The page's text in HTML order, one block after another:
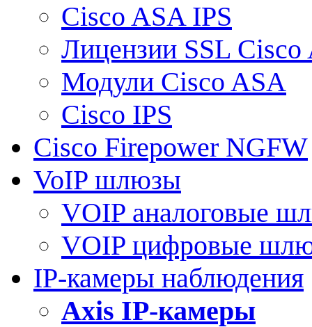
Cisco ASA IPS
Лицензии SSL Cisco
Модули Cisco ASA
Cisco IPS
Cisco Firepower NGFW
VoIP шлюзы
VOIP аналоговые
VOIP цифровые
IP-камеры наблюдения
Axis IP-камеры